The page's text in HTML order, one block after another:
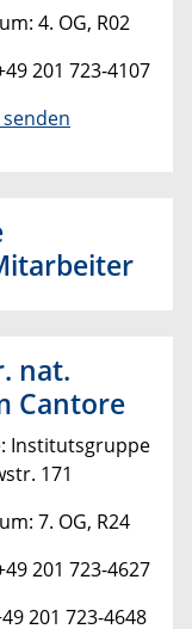
4. OG, R02
201 723-4107
senden
nat.
Cantore
Institutsgruppe
171
7. OG, R24
201 723-4627
201 723-4648